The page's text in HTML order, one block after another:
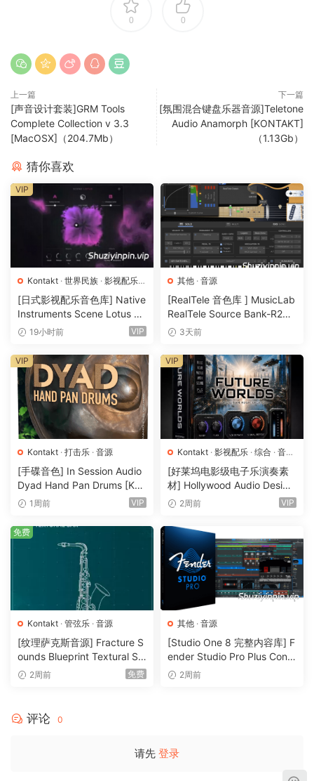
+ MP-MF-MP VIB
+ MP-F-MP VIB
– 奖励：第二玩家选项
– 奖励：呼吸样本
– 奖励：阀门/点击样本
The Claire Woodwind Series is a deep-sampled collection
of the finest virtuoso woodwind soloists ever sampled.
These are highly playable instruments soared with true
emotion, effortless and equilibristic behavior. Our Clarinet
Virtuoso is the most expressive, playable, and lifelike
Clarinet ever sampled. The Clarinet Virtuoso was recorded
in a symphonic hall and contains three microphone
positions (Close, Decca, Far). The core of the Clarinet is its
highly advanced legato system, which contains both slow
and fast legato. The legato system allows you to play
expressive marcato, and more. We recorded arcs with both
non-vibrato, medium and strong vibrato, so you can freely
sculpt your performance from the subtle to vibrant. In
addition, we also added trills, runs, staccatissimo and even
non-tonal effects like breaths, valve sounds, and natural
click noises.
HIGH DEFINITION
The Claire Clarinet Virtuoso contains three microphone
96Khz, providing unprecedented detail in the sound and
revealing details that would otherwise have been lost at
lower resolutions. You can hear the warmth of the
instrument, reflections of the room, the air and all the tiny,
little details so often missed.
ADVANCED LEGATO
The Claire Clarinet Virtuoso is based on a highly intuitive,
playable and expressive legato system. We sampled a
that are all connected to the legato system, so you can go
ff) or sustain types with less or more vibrato.
0 0
上一篇
[声音设计套装]GRM Tools
Complete Collection v 3.3
[MacOSX]（204.7Mb）
下一篇
[氛围混合键盘乐器音源]Teletone
Audio Anamorph [KONTAKT]
（1.13Gb）
猜你喜欢
Kontakt · 世界民族 · 影视配乐·
音源
[日式影视配乐音色库] Native
Instruments Scene Lotus v1.
1.2 [KONTAKT]（1.3GB）
19小时前 VIP
VIP
其他 · 音源
[RealTele 音色库 ] MusicLab
RealTele Source Bank-R2R
[WiN]（3.13GB）
3天前
Kontakt · 打击乐 · 音源
[手碟音色] In Session Audio
Dyad Hand Pan Drums [KO
NTAKT]（4.33GB）
1周前 VIP
VIP
Kontakt · 影视配乐 · 综合 · 音效
特殊· 音源
[好莱坞电影级电子乐演奏素
材] Hollywood Audio Design
FUTURE WORLDS [KONTAK
2周前 VIP
VIP
Kontakt · 管弦乐 · 音源
[纹理萨克斯音源] Fracture S
ounds Blueprint Textural Sa
x (Woodwind Experiments)
2周前 免费
免费
其他 · 音源
[Studio One 8 完整内容库] F
ender Studio Pro Plus Conte
nt 2026-R2R（166GB）
2周前
评论 0
请先 登录